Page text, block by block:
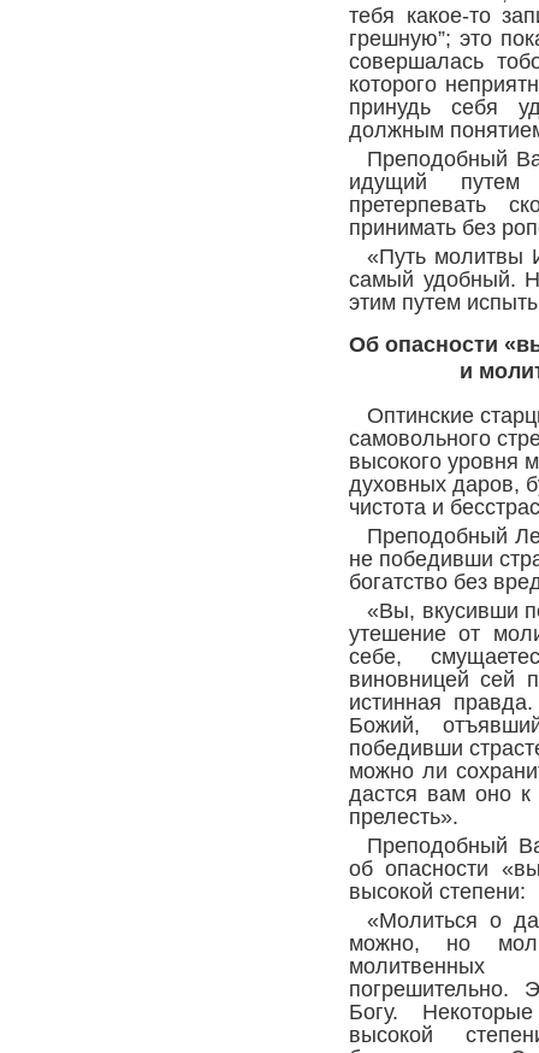
тебя какое-то
грешную”; это
совершалась
которого
принудь себя
должным
Преподобный
идущий путем
претерпевать
принимать без
«Путь молитвы
самый удобный.
этим путем
Об опасности
и
Оптинские
самовольного
высокого уровня
духовных даров,
чистота и
Преподобный
не победивши
богатство без
«Вы, вкусивши
утешение от
себе,
виновницей сей
истинная
Божий,
победивши
можно ли
дастся вам оно
прелесть».
Преподобный
об опасности
высокой степени:
«Молиться о
можно, но
погрешительно.
Богу.
высокой